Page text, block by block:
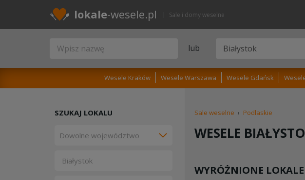
lokale-wesele.pl Sale i domy weselne
lub
Wesele Kraków Wesele Warszawa Wesele Gdańsk
Sale weselne › Podlaskie
WESELE
WYRÓŻNIONE LOKALE
SZUKAJ LOKALU